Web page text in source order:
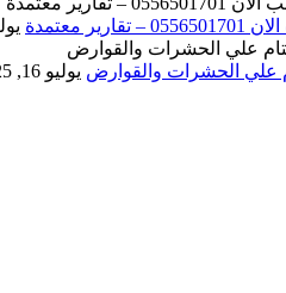
يوليو
يوليو 16, 2025